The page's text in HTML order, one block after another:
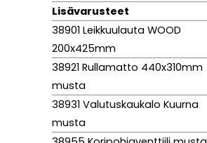
Lisävarusteet
38901 Leikkuulauta WOOD
200x425mm
38921 Rullamatto 440x310mm
musta
38931 Valutuskaukalo Kuurna
musta